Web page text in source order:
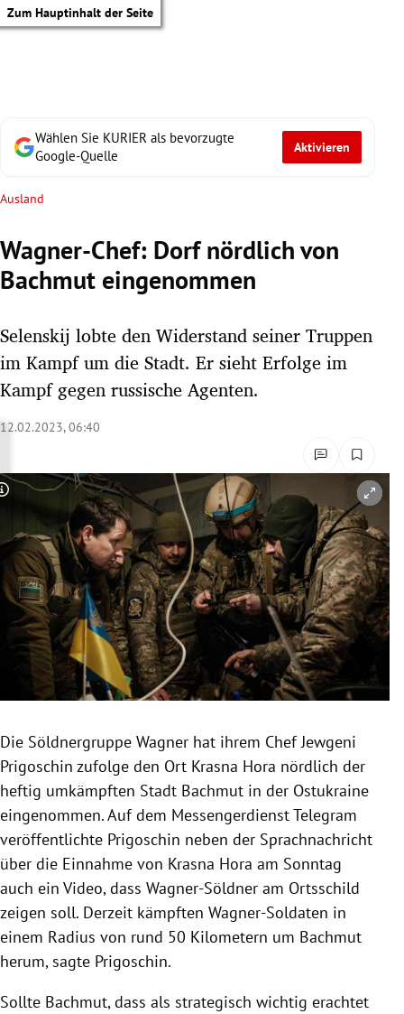
Zum Hauptinhalt der Seite
Untermenü
Untermenü
Untermenü
Untermenü
Untermenü
Untermenü
Untermenü
Untermenü
Wählen Sie KURIER als bevorzugte
Google-Quelle
Aktivieren
Ausland
Wagner-Chef: Dorf nördlich von
Bachmut eingenommen
Selenskij lobte den Widerstand seiner Truppen
im Kampf um die Stadt. Er sieht Erfolge im
Kampf gegen russische Agenten.
12.02.2023, 06:40
Copyright-Hinweis öffnen/schließen
Die Söldnergruppe Wagner hat ihrem Chef Jewgeni
Prigoschin zufolge den Ort Krasna Hora nördlich der
heftig umkämpften Stadt Bachmut in der Ostukraine
eingenommen. Auf dem Messengerdienst Telegram
veröffentlichte Prigoschin neben der Sprachnachricht
über die Einnahme von Krasna Hora am Sonntag
auch ein Video, dass Wagner-Söldner am Ortsschild
zeigen soll. Derzeit kämpften Wagner-Soldaten in
einem Radius von rund 50 Kilometern um Bachmut
herum, sagte Prigoschin.
Sollte Bachmut, dass als strategisch wichtig erachtet